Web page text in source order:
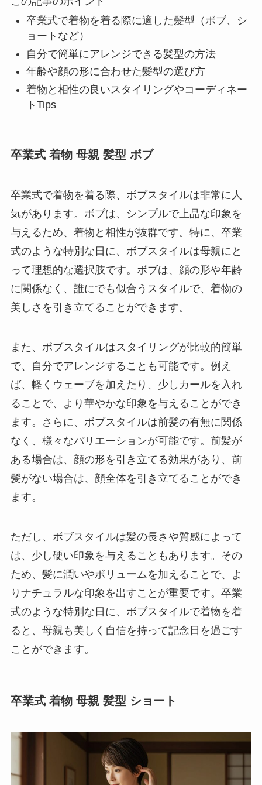
卒業式で着物を着る際に適した髪型（ボブ、シ
ョートなど）
自分で簡単にアレンジできる髪型の方法
年齢や顔の形に合わせた髪型の選び方
着物と相性の良いスタイリングやコーディネー
トTips
卒業式 着物 母親 髪型 ボブ
卒業式で着物を着る際、ボブスタイルは非常に人
気があります。ボブは、シンプルで上品な印象を
与えるため、着物と相性が抜群です。特に、卒業
式のような特別な日に、ボブスタイルは母親にと
って理想的な選択肢です。ボブは、顔の形や年齢
に関係なく、誰にでも似合うスタイルで、着物の
美しさを引き立てることができます。
また、ボブスタイルはスタイリングが比較的簡単
で、自分でアレンジすることも可能です。例え
ば、軽くウェーブを加えたり、少しカールを入れ
ることで、より華やかな印象を与えることができ
ます。さらに、ボブスタイルは前髪の有無に関係
なく、様々なバリエーションが可能です。前髪が
ある場合は、顔の形を引き立てる効果があり、前
髪がない場合は、顔全体を引き立てることができ
ます。
ただし、ボブスタイルは髪の長さや質感によって
は、少し硬い印象を与えることもあります。その
ため、髪に潤いやボリュームを加えることで、よ
りナチュラルな印象を出すことが重要です。卒業
式のような特別な日に、ボブスタイルで着物を着
ると、母親も美しく自信を持って記念日を過ごす
ことができます。
卒業式 着物 母親 髪型 ショート